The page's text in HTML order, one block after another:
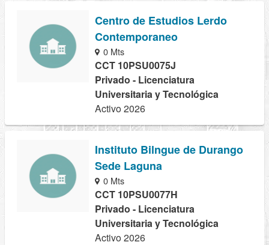
Centro de Estudios Lerdo
Contemporaneo
0 Mts
CCT 10PSU0075J
Privado - Licenciatura
Universitaria y Tecnológica
Activo 2026
Instituto Bilngue de Durango
Sede Laguna
0 Mts
CCT 10PSU0077H
Privado - Licenciatura
Universitaria y Tecnológica
Activo 2026